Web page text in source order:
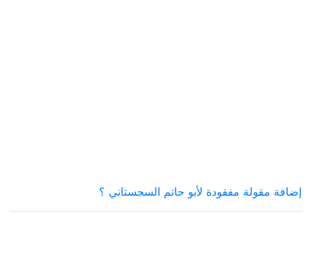
إضافة مقولة مفقودة لأبو حاتم السجستاني ؟